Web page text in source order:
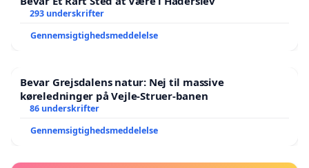
293 underskrifter
Gennemsigtighedsmeddelelse
Bevar Grejsdalens natur: Nej til massive
køreledninger på Vejle-Struer-banen
86 underskrifter
Gennemsigtighedsmeddelelse